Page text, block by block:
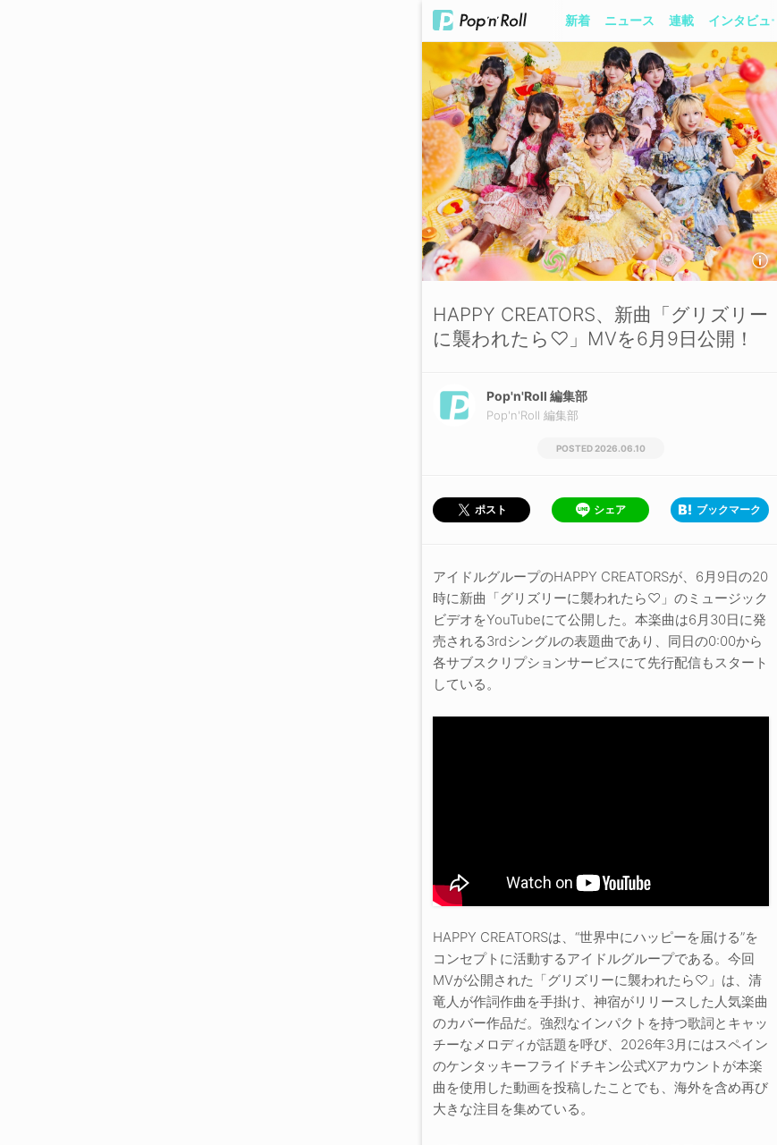
新着 ニュース 連載 インタビュー
HAPPY CREATORS、新曲「グリズリー
に襲われたら♡」MVを6月9日公開！
Pop'n'Roll 編集部
Pop'n'Roll 編集部
2026.06.10
ポスト シェア ブックマーク
アイドルグループのHAPPY CREATORSが、6月9日の20
時に新曲「グリズリーに襲われたら♡」のミュージック
ビデオをYouTubeにて公開した。本楽曲は6月30日に発
売される3rdシングルの表題曲であり、同日の0:00から
各サブスクリプションサービスにて先行配信もスタート
している。
HAPPY CREATORSは、“世界中にハッピーを届ける”を
コンセプトに活動するアイドルグループである。今回
MVが公開された「グリズリーに襲われたら♡」は、清
竜人が作詞作曲を手掛け、神宿がリリースした人気楽曲
のカバー作品だ。強烈なインパクトを持つ歌詞とキャッ
チーなメロディが話題を呼び、2026年3月にはスペイン
のケンタッキーフライドチキン公式Xアカウントが本楽
曲を使用した動画を投稿したことでも、海外を含め再び
大きな注目を集めている。